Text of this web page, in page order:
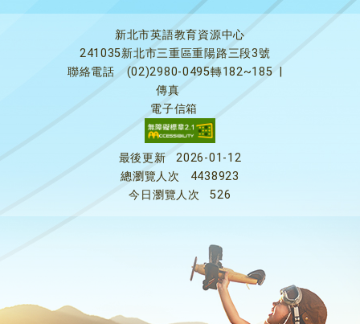
新北市英語教育資源中心
241035新北市三重區重陽路三段3號
聯絡電話
(02)2980-0495轉182~185
傳真
電子信箱
最後更新
2026-01-12
總瀏覽人次
4438923
今日瀏覽人次
526